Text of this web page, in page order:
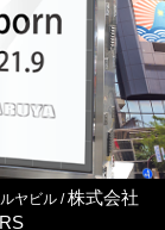
ヤビル /株式会社